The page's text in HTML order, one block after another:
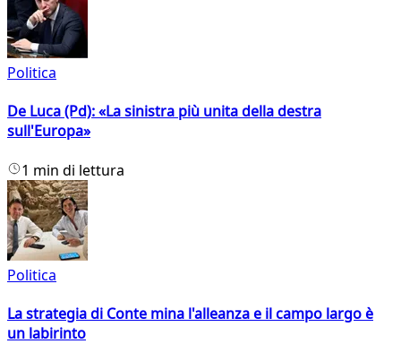
Politica
De Luca (Pd): «La sinistra più unita della destra
sull'Europa»
1 min di lettura
Politica
La strategia di Conte mina l'alleanza e il campo largo è
un labirinto